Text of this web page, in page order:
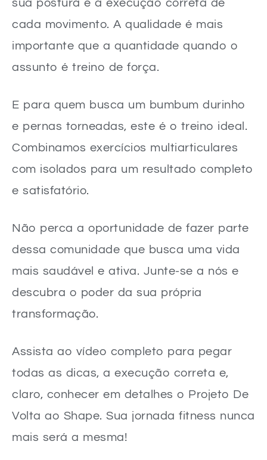
sua postura e à execução correta de
cada movimento. A qualidade é mais
importante que a quantidade quando o
assunto é treino de força.
E para quem busca um bumbum durinho
e pernas torneadas, este é o treino ideal.
Combinamos exercícios multiarticulares
com isolados para um resultado completo
e satisfatório.
Não perca a oportunidade de fazer parte
dessa comunidade que busca uma vida
mais saudável e ativa. Junte-se a nós e
descubra o poder da sua própria
transformação.
Assista ao vídeo completo para pegar
todas as dicas, a execução correta e,
claro, conhecer em detalhes o Projeto De
Volta ao Shape. Sua jornada fitness nunca
mais será a mesma!